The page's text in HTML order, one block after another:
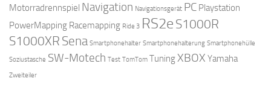
Motorradrennspiel Navigation Navigationsgerät PC Playstation
PowerMapping Racemapping Ride 3 RS2e S1000R
S1000XR Sena Smartphonehalter Smartphonehalterung Smartphonehülle
Soziustasche SW-Motech Test TomTom TuningXBOX Yamaha
Zweiteiler